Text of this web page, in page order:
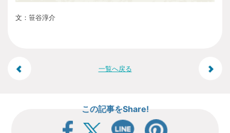
文：笹谷淳介
投
一覧へ戻る
この記事をShare!